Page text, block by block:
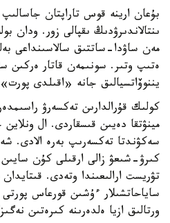
بۇعان ارينە قوس تاراپتان
ىنتالاندىرۋدىڭ ىقپالى زور. ودان
مەن ساۋدا-ساتتىق سالاسىنداعى
ەتىپ وتىر. سونىمەن قاتار ەركىن
يننوۆاتسيالىق جانە «اقىلدى
سەكۋندتا تەكسەرىپ بەرە الادى.
تۋريست ارالىعىندا وتەدى.
ساياحاتشىلار ءۇشىن قورعاس پورتى
ورتالىق ازيا ەلدەرىنە كىرەتىن